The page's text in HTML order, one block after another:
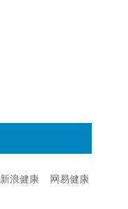
新浪健康
网易健康